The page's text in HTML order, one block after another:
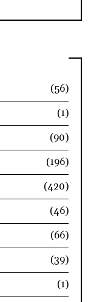
(56)
(1)
(90)
(196)
(420)
(46)
(66)
(39)
(1)